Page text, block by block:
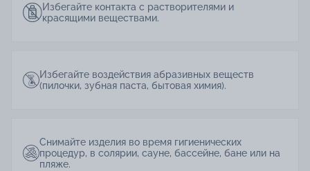
Избегайте контакта с растворителями и
красящими веществами.
Избегайте воздействия абразивных веществ
(пилочки, зубная паста, бытовая химия).
Снимайте изделия во время гигиенических
процедур, в солярии, сауне, бассейне, бане или на
пляже.